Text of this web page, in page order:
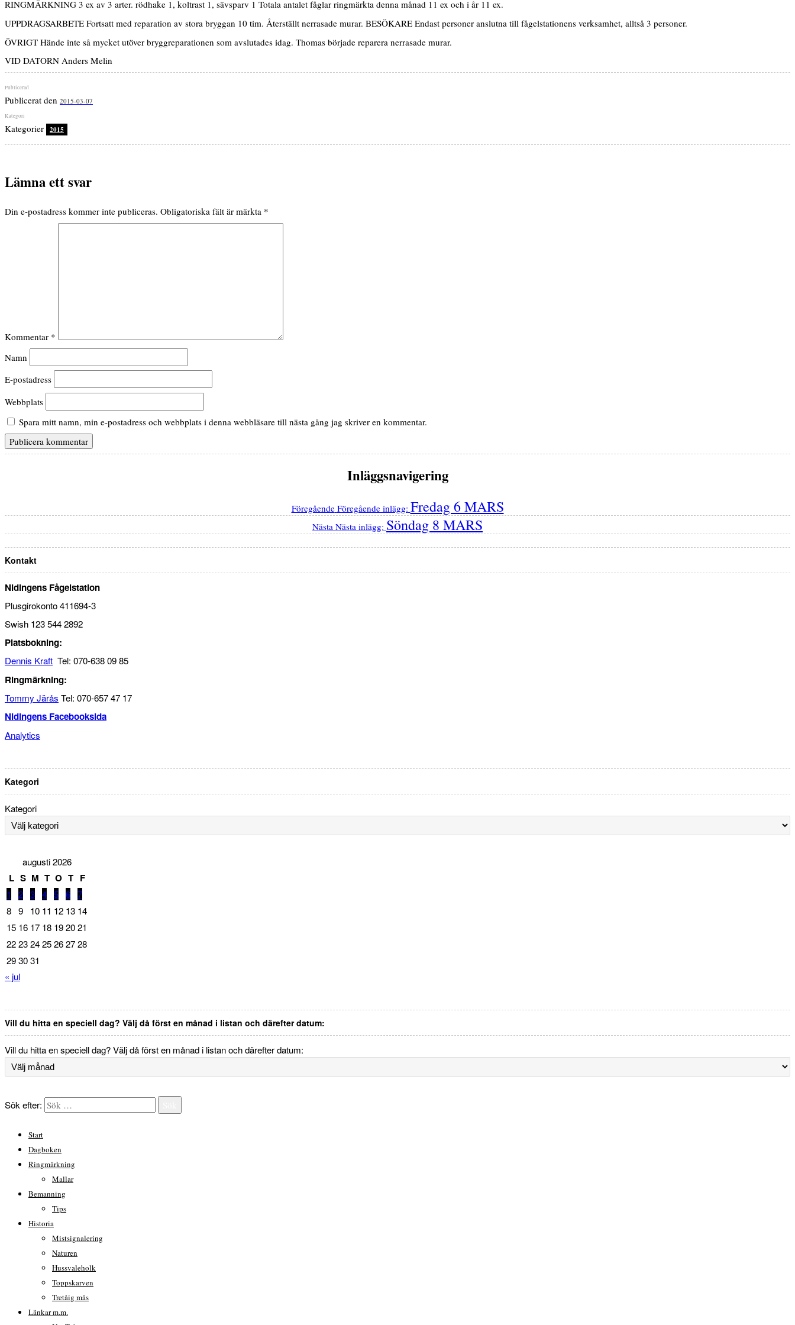
RINGMÄRKNING 3 ex av 3 arter. rödhake 1, koltrast 1, sävsparv 1 Totala antalet fåglar ringmärkta denna månad 11 ex och i år 11 ex.
UPPDRAGSARBETE Fortsatt med reparation av stora bryggan 10 tim. Återställt nerrasade murar. BESÖKARE Endast personer anslutna till fågelstationens verksamhet, alltså 3 personer.
ÖVRIGT Hände inte så mycket utöver bryggreparationen som avslutades idag. Thomas började reparera nerrasade murar.
VID DATORN Anders Melin
Publicerat den 2015-03-07
Kategorier 2015
Lämna ett svar
Din e-postadress kommer inte publiceras. Obligatoriska fält är märkta *
Kommentar *
Namn
E-postadress
Webbplats
Spara mitt namn, min e-postadress och webbplats i denna webbläsare till nästa gång jag skriver en kommentar.
Inläggsnavigering
Föregående Föregående inlägg: Fredag 6 MARS
Nästa Nästa inlägg: Söndag 8 MARS
Kontakt
Nidingens Fågelstation
Plusgirokonto 411694-3
Swish 123 544 2892
Platsbokning:
Dennis Kraft Tel: 070-638 09 85
Ringmärkning:
Tommy Järås Tel: 070-657 47 17
Nidingens Facebooksida
Analytics
Kategori
Kategori
augusti 2026
L S M T O T F
1 2 3 4 5 6 7
8 9 10 11 12 13 14
15 16 17 18 192021
22232425262728
293031
« jul
Vill du hitta en speciell dag? Välj då först en månad i listan och därefter datum:
Vill du hitta en speciell dag? Välj då först en månad i listan och därefter datum:
Sök efter:
Start
Dagboken
Ringmärkning
Mallar
Bemanning
Tips
Historia
Mistsignalering
Naturen
Hussvaleholk
Toppskarven
Tretåig mås
Länkar m.m.